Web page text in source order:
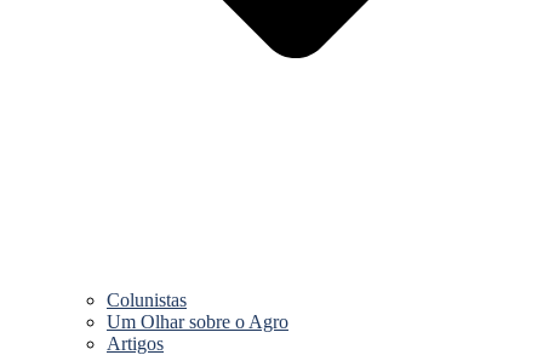
Colunistas
Um Olhar sobre o Agro
Artigos